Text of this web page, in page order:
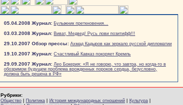
05.04.2008 Журнал: Булыжник преткновения...
03.03.2008 Журнал: Виват, Медвед! Русь лови позитифф!!!
29.10.2007 Обзор прессы: Ахмад Кадыров как зеркало русской дипломатии
19.10.2007 Журнал: Счастливый Кавказ покоряет Кремль
29.09.2007 Журнал: Лео Бокерия: «Я не говорю, что завтра, но когда-то в
обозримом будущем проблема врожденных пороков сердца, безусловно,
должна быть решена в РФ»
Рубрики:
Общество | Политика | История международных отношений | Культура |